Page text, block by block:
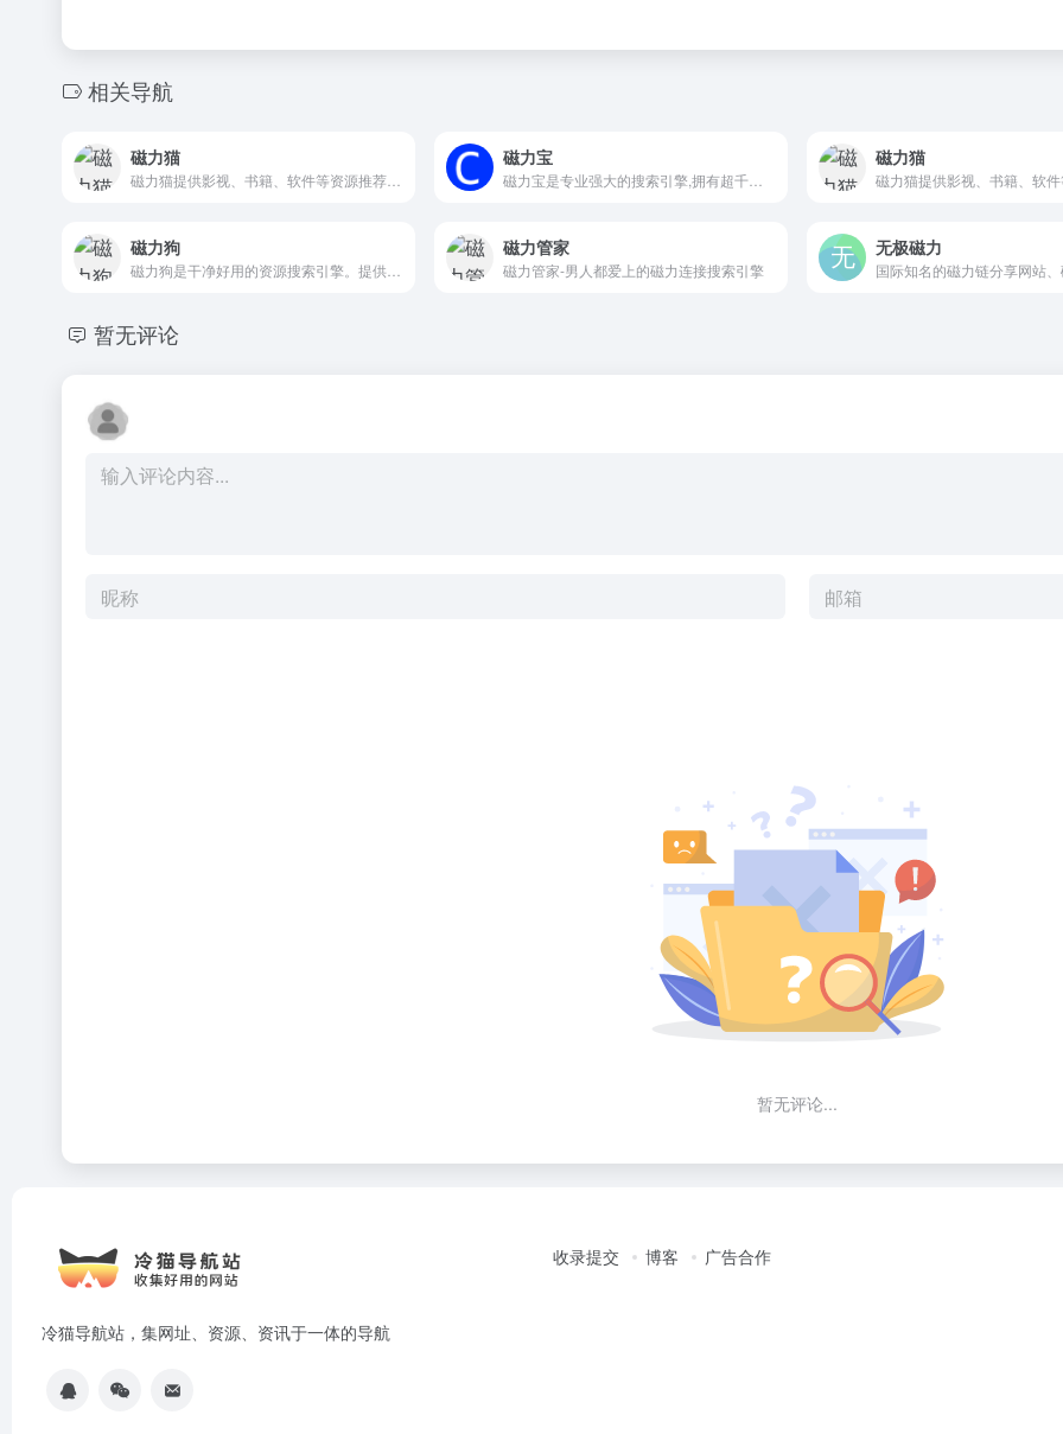
相关导航
磁力猫 磁力宝 磁力猫
磁力狗 磁力管家
磁力管家-男人都爱上的磁力连接搜索引擎
无极磁力
暂无评论
暂无评论...
冷猫导航站，集网址、资源、资讯于一体的导航
收录提交 博客 广告合作